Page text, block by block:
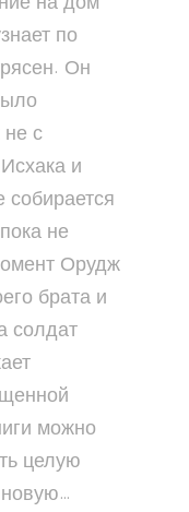
по
Он
с
и
не
Орудж
брата и
солдат
можно
целую